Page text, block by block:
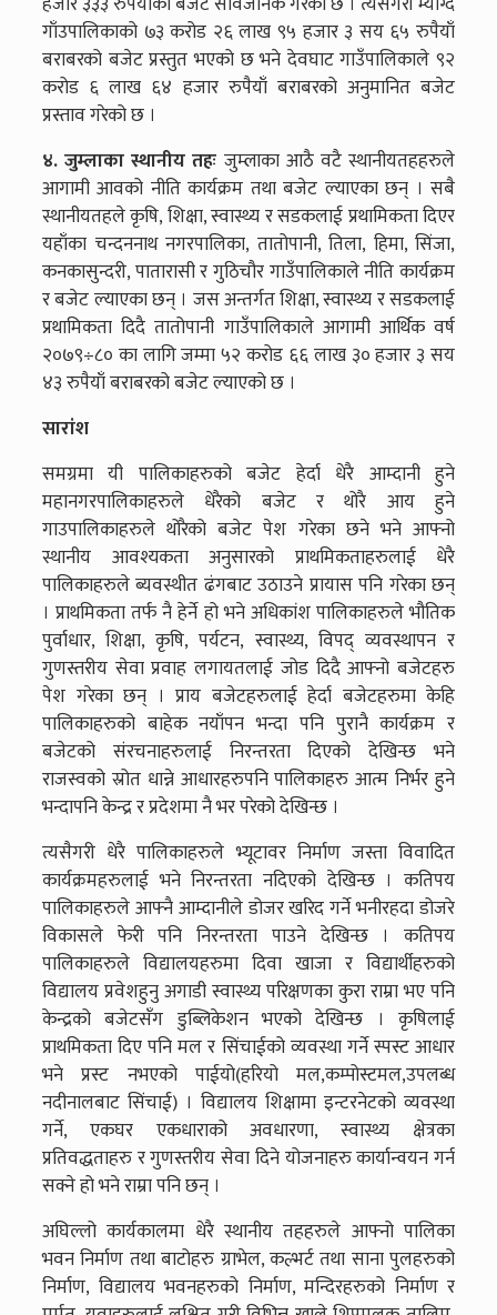
गाँउपालिकाको ७३ करोड २६ लाख ९५ हजार ३ सय ६५ रुपैयाँ
बराबरको बजेट प्रस्तुत भएको छ भने देवघाट गाउँपालिकाले ९२
करोड ६ लाख ६४ हजार रुपैयाँ बराबरको अनुमानित बजेट
प्रस्ताव गरेको छ ।
४. जुम्लाका स्थानीय तहः जुम्लाका आठै वटै स्थानीयतहहरुले
आगामी आवको नीति कार्यक्रम तथा बजेट ल्याएका छन् । सबै
स्थानीयतहले कृषि, शिक्षा, स्वास्थ्य र सडकलाई प्रथामिकता दिएर
यहाँका चन्दननाथ नगरपालिका, तातोपानी, तिला, हिमा, सिंजा,
कनकासुन्दरी, पातारासी र गुठिचौर गाउँपालिकाले नीति कार्यक्रम
र बजेट ल्याएका छन् । जस अन्तर्गत शिक्षा, स्वास्थ्य र सडकलाई
प्रथामिकता दिदै तातोपानी गाउँपालिकाले आगामी आर्थिक वर्ष
२०७९÷८० का लागि जम्मा ५२ करोड ६६ लाख ३० हजार ३ सय
४३ रुपैयाँ बराबरको बजेट ल्याएको छ ।
सारांश
समग्रमा यी पालिकाहरुको बजेट हेर्दा धेरै आम्दानी हुने
महानगरपालिकाहरुले धेरैको बजेट र थोरै आय हुने
गाउपालिकाहरुले थोरैको बजेट पेश गरेका छने भने आफ्नो
स्थानीय आवश्यकता अनुसारको प्राथमिकताहरुलाई धेरै
पालिकाहरुले ब्यवस्थीत ढंगबाट उठाउने प्रायास पनि गरेका छन्
। प्राथमिकता तर्फ नै हेर्ने हो भने अधिकांश पालिकाहरुले भौतिक
पुर्वाधार, शिक्षा, कृषि, पर्यटन, स्वास्थ्य, विपद् व्यवस्थापन र
गुणस्तरीय सेवा प्रवाह लगायतलाई जोड दिदै आफ्नो बजेटहरु
पेश गरेका छन् । प्राय बजेटहरुलाई हेर्दा बजेटहरुमा केहि
पालिकाहरुको बाहेक नयाँपन भन्दा पनि पुरानै कार्यक्रम र
बजेटको संरचनाहरुलाई निरन्तरता दिएको देखिन्छ भने
राजस्वको स्रोत धान्ने आधारहरुपनि पालिकाहरु आत्म निर्भर हुने
भन्दापनि केन्द्र र प्रदेशमा नै भर परेको देखिन्छ ।
त्यसैगरी धेरै पालिकाहरुले भ्यूटावर निर्माण जस्ता विवादित
कार्यक्रमहरुलाई भने निरन्तरता नदिएको देखिन्छ । कतिपय
पालिकाहरुले आफ्नै आम्दानीले डोजर खरिद गर्ने भनीरहदा डोजरे
विकासले फेरी पनि निरन्तरता पाउने देखिन्छ । कतिपय
पालिकाहरुले विद्यालयहरुमा दिवा खाजा र विद्यार्थीहरुको
विद्यालय प्रवेशहुनु अगाडी स्वास्थ्य परिक्षणका कुरा राम्रा भए पनि
केन्द्रको बजेटसँग डुब्लिकेशन भएको देखिन्छ । कृषिलाई
प्राथमिकता दिए पनि मल र सिंचाईको व्यवस्था गर्ने स्पस्ट आधार
भने प्रस्ट नभएको पाईयो(हरियो मल,कम्पोस्टमल,उपलब्ध
नदीनालबाट सिंचाई) । विद्यालय शिक्षामा इन्टरनेटको व्यवस्था
गर्ने, एकघर एकधाराको अवधारणा, स्वास्थ्य क्षेत्रका
प्रतिवद्धताहरु र गुणस्तरीय सेवा दिने योजनाहरु कार्यान्वयन गर्न
सक्ने हो भने राम्रा पनि छन् ।
अघिल्लो कार्यकालमा धेरै स्थानीय तहहरुले आफ्नो पालिका
भवन निर्माण तथा बाटोहरु ग्राभेल, कल्भर्ट तथा साना पुलहरुको
निर्माण, विद्यालय भवनहरुको निर्माण, मन्दिरहरुको निर्माण र